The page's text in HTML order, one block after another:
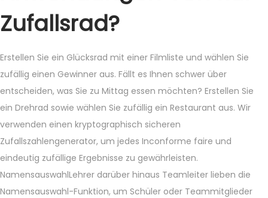
Zufallsrad?
Erstellen Sie ein Glücksrad mit einer Filmliste und wählen Sie
zufällig einen Gewinner aus. Fällt es Ihnen schwer über
entscheiden, was Sie zu Mittag essen möchten? Erstellen Sie
ein Drehrad sowie wählen Sie zufällig ein Restaurant aus. Wir
verwenden einen kryptographisch sicheren
Zufallszahlengenerator, um jedes Inconforme faire und
eindeutig zufällige Ergebnisse zu gewährleisten.
NamensauswahlLehrer darüber hinaus Teamleiter lieben die
Namensauswahl-Funktion, um Schüler oder Teammitglieder